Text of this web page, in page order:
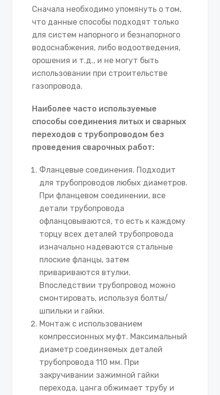
Сначала необходимо упомянуть о том,
что данные способы подходят только
для систем напорного и безнапорного
водоснабжения, либо водоотведения,
орошения и т.д., и не могут быть
использовании при строительстве
газопровода.
Наиболее часто используемые
способы соединения литых и сварных
переходов с трубопроводом без
проведения сварочных работ:
Фланцевые соединения. Подходит
для трубопроводов любых диаметров.
При фланцевом соединении, все
детали трубопровода
офланцовываются, то есть к каждому
торцу всех деталей трубопровода
изначально надеваются стальные
плоские фланцы, затем
привариваются втулки.
Впоследствии трубопровод можно
смонтировать, используя болты/
шпильки и гайки.
Монтаж с использованием
компрессионных муфт. Максимальный
диаметр соединяемых деталей
трубопровода 110 мм. При
закручивании зажимной гайки
перехода, цанга обжимает трубу и